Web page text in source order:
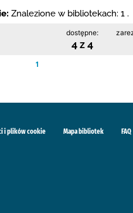
Znalezione w bibliotekach: 1 .
dostępne:
4 z 4
1
i plików cookie Mapa bibliotek FAQ